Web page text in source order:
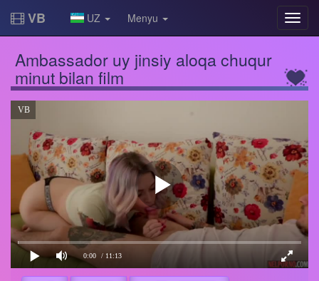
VB UZ Menyu
Ambassador uy jinsiy aloqa chuqur
minut bilan film
VB
0:00 / 11:13